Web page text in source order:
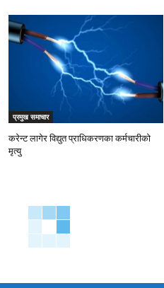
प्रमुख समाचार
करेन्ट लागेर विद्युत प्राधिकरणका कर्मचारीको
मृत्यु